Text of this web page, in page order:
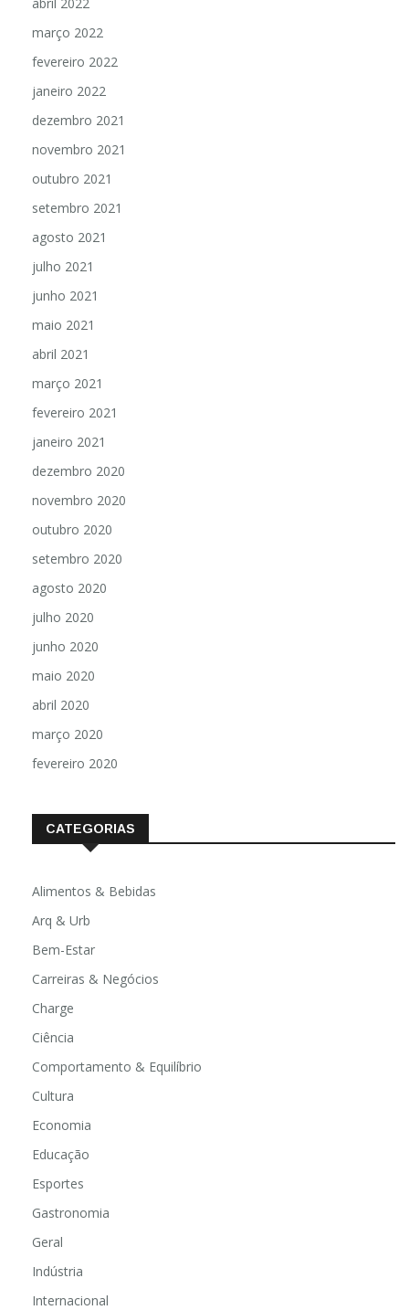
março 2022
fevereiro 2022
janeiro 2022
dezembro 2021
novembro 2021
outubro 2021
setembro 2021
agosto 2021
julho 2021
junho 2021
maio 2021
abril 2021
março 2021
fevereiro 2021
janeiro 2021
dezembro 2020
novembro 2020
outubro 2020
setembro 2020
agosto 2020
julho 2020
junho 2020
maio 2020
abril 2020
março 2020
fevereiro 2020
CATEGORIAS
Alimentos & Bebidas
Arq & Urb
Bem-Estar
Carreiras & Negócios
Charge
Ciência
Comportamento & Equilíbrio
Cultura
Economia
Educação
Esportes
Gastronomia
Geral
Indústria
Internacional